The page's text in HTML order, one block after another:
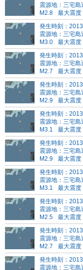
震源地：三宅島
M2.8
最大震度
発生時刻：
震源地：三宅島
M3.0
最大震度
発生時刻：
震源地：三宅島
M2.7
最大震度
発生時刻：
震源地：三宅島
M2.9
最大震度
発生時刻：
震源地：三宅島
M3.1
最大震度
発生時刻：
震源地：三宅島
M2.9
最大震度
発生時刻：
震源地：三宅島
M3.1
最大震度
発生時刻：
震源地：三宅島
M2.5
最大震度
発生時刻：
震源地：三宅島
M2.7
最大震度
発生時刻：
震源地：三宅島